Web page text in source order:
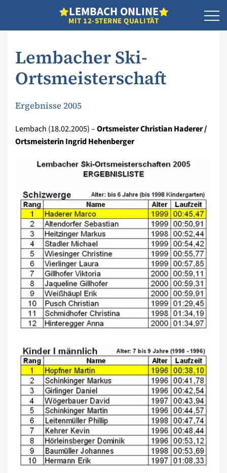
LEMBACH ONLINE
MIT 12-STERNE QUALITÄT
Lembacher Ski-
Ortsmeisterschaft
Ergebnisse 2005
Lembach (18.02.2005) –Ortsmeister Christian Haderer /
Ortsmeisterin Ingrid Hehenberger